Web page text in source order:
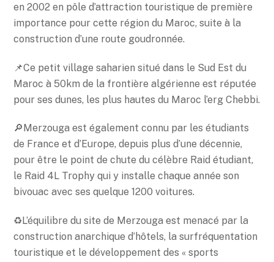
en 2002 en pôle d’attraction touristique de première
importance pour cette région du Maroc, suite à la
construction d’une route goudronnée.
📌Ce petit village saharien situé dans le Sud Est du
Maroc à 50km de la frontière algérienne est réputée
pour ses dunes, les plus hautes du Maroc l’erg Chebbi.
🔎Merzouga est également connu par les étudiants
de France et d’Europe, depuis plus d’une décennie,
pour être le point de chute du célèbre Raid étudiant,
le Raid 4L Trophy qui y installe chaque année son
bivouac avec ses quelque 1200 voitures.
♻️L’équilibre du site de Merzouga est menacé par la
construction anarchique d’hôtels, la surfréquentation
touristique et le développement des « sports